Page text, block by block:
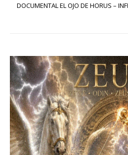
DOCUMENTAL EL OJO DE HORUS –